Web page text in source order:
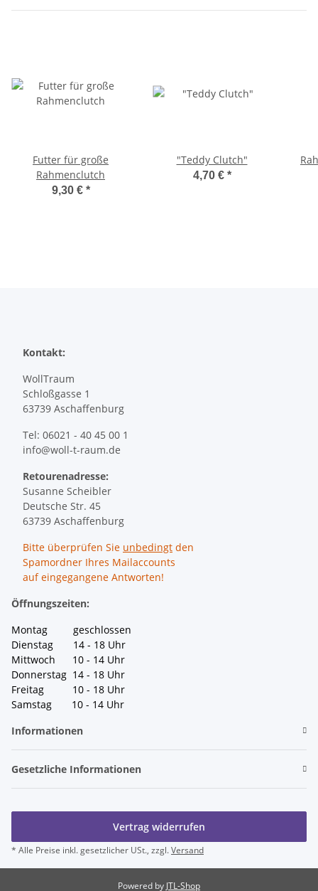
Futter für große
Rahmenclutch
9,30 € *
"Teddy Clutch"
4,70 € *
Kontakt:
WollTraum
Schloßgasse 1
63739 Aschaffenburg
Tel: 06021 - 40 45 00 1
info@woll-t-raum.de
Retourenadresse:
Susanne Scheibler
Deutsche Str. 45
63739 Aschaffenburg
Bitte überprüfen Sie unbedingt den
Spamordner Ihres Mailaccounts
auf eingegangene Antworten!
Öffnungszeiten:
Montag geschlossen
Dienstag 14 - 18 Uhr
Mittwoch 10 - 14 Uhr
Donnerstag 14 - 18 Uhr
Freitag 10 - 18 Uhr
Samstag 10 - 14 Uhr
Informationen
Gesetzliche Informationen
Vertrag widerrufen
* Alle Preise inkl. gesetzlicher USt., zzgl.Versand
Powered by JTL-Shop